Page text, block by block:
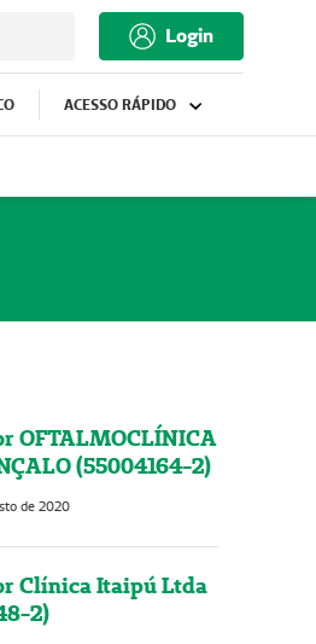
Login
ACESSO RÁPIDO
OFTALMOCLÍNICA
(55004164-2)
de 2020
Clínica Itaipú Ltda
2)